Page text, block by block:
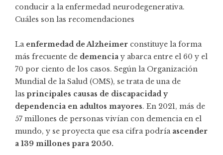
conducir a la enfermedad neurodegenerativa.
Cuáles son las recomendaciones
La enfermedad de Alzheimer constituye la forma
más frecuente de demencia y abarca entre el 60 y el
70 por ciento de los casos. Según la Organización
Mundial de la Salud (OMS), se trata de una de
las principales causas de discapacidad y
dependencia en adultos mayores. En 2021, más de
57 millones de personas vivían con demencia en el
mundo, y se proyecta que esa cifra podría ascender
a 139 millones para 2050.